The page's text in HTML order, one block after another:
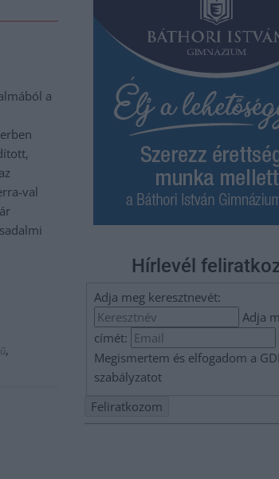
a
val
,
Hírlevél
Adja meg keresztnevét:
Adja
címét:
Megismertem és elfogadom a
szabályzatot